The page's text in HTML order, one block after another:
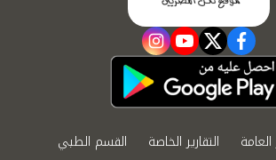
facebook
twitter
youtube
instagram
العامة التقارير الخاصة
القسم الطبي